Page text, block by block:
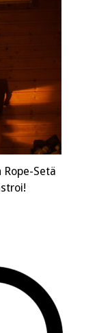
Setä